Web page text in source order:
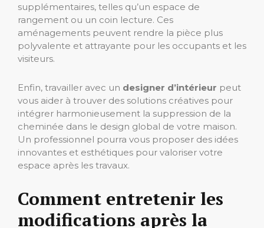
supplémentaires, telles qu’un espace de
rangement ou un coin lecture. Ces
aménagements peuvent rendre la pièce plus
polyvalente et attrayante pour les occupants et les
visiteurs.
Enfin, travailler avec un designer d’intérieur peut
vous aider à trouver des solutions créatives pour
intégrer harmonieusement la suppression de la
cheminée dans le design global de votre maison.
Un professionnel pourra vous proposer des idées
innovantes et esthétiques pour valoriser votre
espace après les travaux.
Comment entretenir les
modifications après la